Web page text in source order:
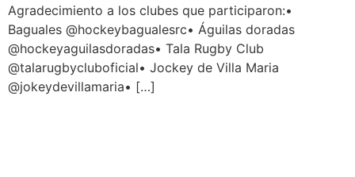
Agradecimiento a los clubes que participaron:•
Baguales @hockeybagualesrc• Águilas doradas
@hockeyaguilasdoradas• Tala Rugby Club
@talarugbycluboficial• Jockey de Villa Maria
@jokeydevillamaria• […]